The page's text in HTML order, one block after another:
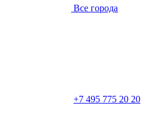
Все города
+7 495 775 20 20